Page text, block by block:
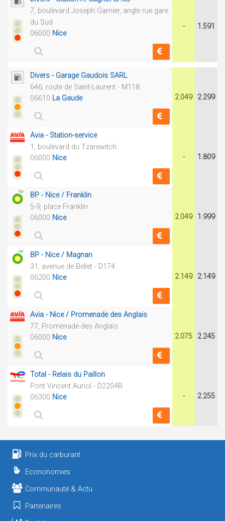
7, boulevard Joseph Garnier, angle rue gare
du Sud
06000 Nice
- 1.591
Divers - Garage Gaudois SARL
646, route de Saint-Laurent - M118
06610 La Gaude 2.049 2.299
Avia - Station-service
1, boulevard du Tzarewitch
06000 Nice - 1.809
BP - Nice / Franklin
5-9, place Franklin
06000 Nice 2.049 1.999
BP - Nice / Magnan
31, avenue de Bellet - D174
06200 Nice 2.149 2.149
Avia - Nice / Promenade des Anglais
77, Promenade des Anglais
06000 Nice 2.075 2.245
Total - Relais du Paillon
Pont Vincent Auriol - D2204B
06300 Nice - 2.255
Prix du carburant
Econonomies
Communauté & Actu
Partenaires